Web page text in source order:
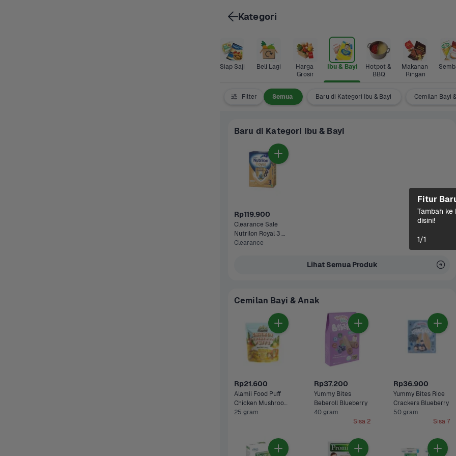
Siap Saji Beli Lagi
Harga
Grosir
Ibu & Bayi
Hotpot &
BBQ
Makanan
Ringan
Filter Semua Baru di Kategori Ibu & Bayi Cemilan Bayi &
Baru di Kategori Ibu & Bayi
Rp119.900
Clearance Sale
Nutrilon Royal 3
Susu Pertumbuhan
Clearance
Lihat Semua Produk
Cemilan Bayi & Anak
Rp21.600
Alamii Food Puff
Chicken Mushroom
Cemilan Bayi
25 gram
Rp37.200
Yummy Bites
Beberoll Blueberry
40 gram
Sisa 2
Rp36.900
Yummy Bites Rice
50 gram
Sisa 7
Kategori
Fitur
Tambah ke
disini!
1/1